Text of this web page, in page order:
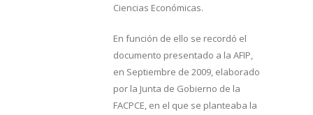
Ciencias Económicas.
En función de ello se recordó el
documento presentado a la AFIP,
en Septiembre de 2009, elaborado
por la Junta de Gobierno de la
FACPCE, en el que se planteaba la